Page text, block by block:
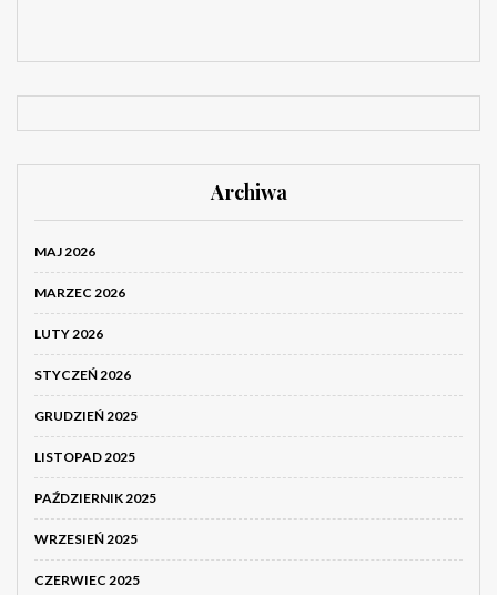
Archiwa
MAJ 2026
MARZEC 2026
LUTY 2026
STYCZEŃ 2026
GRUDZIEŃ 2025
LISTOPAD 2025
PAŹDZIERNIK 2025
WRZESIEŃ 2025
CZERWIEC 2025